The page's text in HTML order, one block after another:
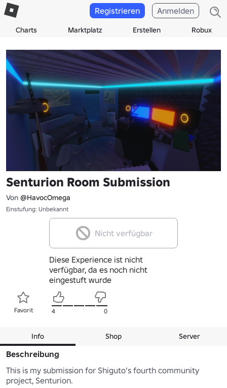
Charts Marktplatz Erstellen Robux
Registrieren Anmelden
Senturion Room Submission
Von @HavocOmega
Einstufung: Unbekannt
Nicht verfügbar
Diese Experience ist nicht
verfügbar, da es noch nicht
eingestuft wurde
Favorit 4 0
Info Shop Server
Beschreibung
This is my submission for Shiguto's fourth community
project, Senturion.